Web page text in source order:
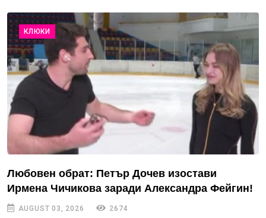
КЛЮКИ
Любовен обрат: Петър Дочев изостави
Ирмена Чичикова заради Александра Фейгин!
AUGUST 03, 2026 2674